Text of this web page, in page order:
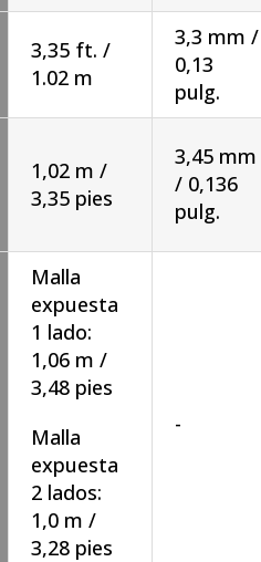
3,35 ft. /
1.02 m
3,3 mm /
0,13
pulg.
1,02 m /
3,35 pies
3,45 mm
/ 0,136
pulg.
Malla
expuesta
1 lado:
1,06 m /
3,48 pies
Malla
expuesta
2 lados:
1,0 m /
3,28 pies
-